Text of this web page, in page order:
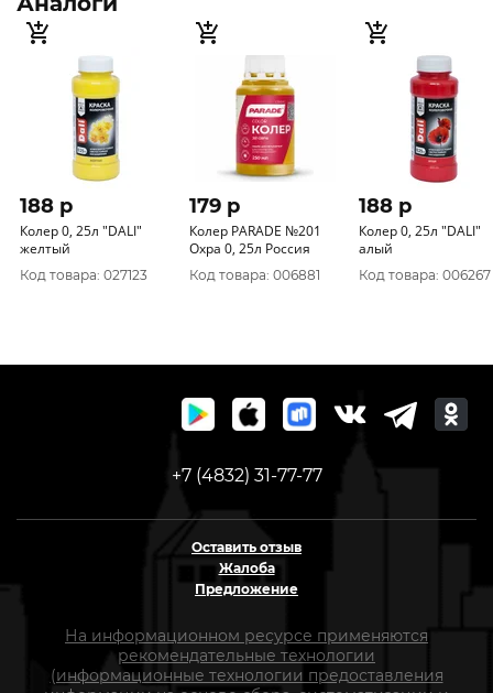
188 p
Колер 0, 25л "DALI"
желтый
Код товара: 027123
179 p
Колер PARADE №201
Охра 0, 25л Россия
Код товара: 006881
188 p
Колер 0, 25л "DALI"
алый
Код товара: 006267
+7 (4832) 31-77-77
Оставить отзыв
Жалоба
Предложение
На информационном ресурсе применяются
рекомендательные технологии
(информационные технологии предоставления